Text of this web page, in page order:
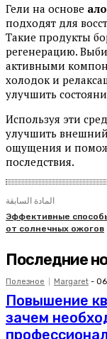
Гели на основе
подходят для
Такие продукты
регенерацию.
активными
холодок и
улучшить
Используя эти
улучшить
ощущения и
последствия.
المادة السابقة
Эффективные
от солнечных ожогов
Последние
Полезное Margaret -
Повышение
зачем